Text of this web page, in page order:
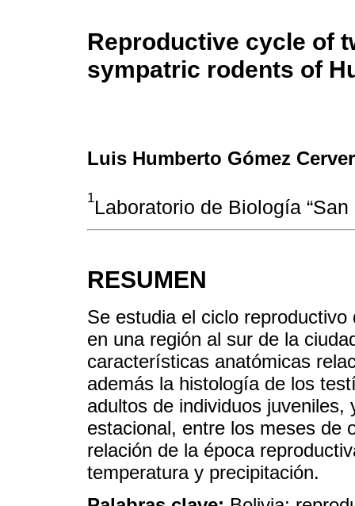
Reproductive cycle of
sympatric rodents of
Luis Humberto Gómez
1Laboratorio de Biología
RESUMEN
Se estudia el ciclo
en una región al sur de la
características anatómicas
además la histología de los
adultos de individuos
estacional, entre los meses de
relación de la época
temperatura y precipitación.